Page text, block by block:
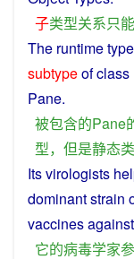
子类型关系只能
The runtimetype
subtypeofclass
Pane.
被包含的Pane
型， 但是静态
Itsvirologists
dominantstrain
vaccinesagainst
它的病毒学家